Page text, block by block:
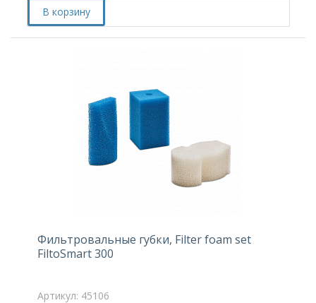
В корзину
Фильтровальные губки, Filter foam set
FiltoSmart 300
Артикул: 45106